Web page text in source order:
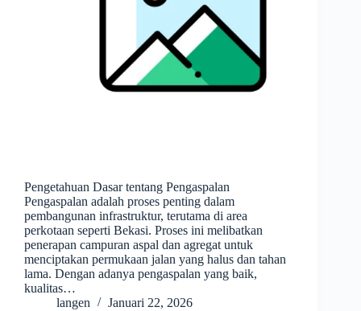
Pengetahuan Dasar tentang Pengaspalan
Pengaspalan adalah proses penting dalam
pembangunan infrastruktur, terutama di area
perkotaan seperti Bekasi. Proses ini melibatkan
penerapan campuran aspal dan agregat untuk
menciptakan permukaan jalan yang halus dan tahan
lama. Dengan adanya pengaspalan yang baik,
kualitas…
langen
Januari 22, 2026